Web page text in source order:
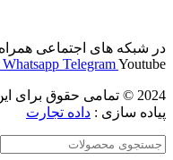
در شبکه های اجتماعی همراه
Whatsapp TelegramYoutube
2024 © تمامی حقوق
پیاده سازی : داده تجارت